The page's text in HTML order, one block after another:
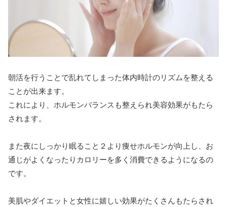
朝活を行うことで乱れてしまった体内時計のリズムを整える
ことが出来ます。
これにより、ホルモンバランスも整えられ美容効果がもたら
されます。
また夜にしっかり眠ること２より痩せホルモンが向上し、お
通じがよくなったりカロリーを多く消費できるようになるの
です。
美肌やダイエットと女性に嬉しい効果がたくさんもたらされ